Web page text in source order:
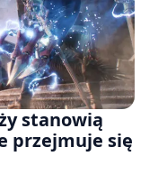
stanowią
przejmuje się